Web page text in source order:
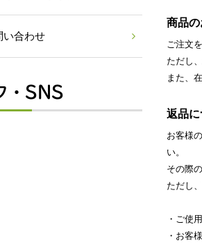
商品の
ご注文
ただし
また、
返品
お客様
い。
その際
ただし
・ご使
・お客
い合わせ
・SNS